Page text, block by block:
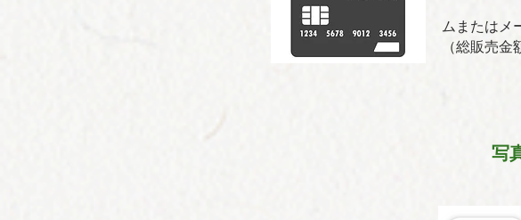
ムまたはメ
（総販売
写